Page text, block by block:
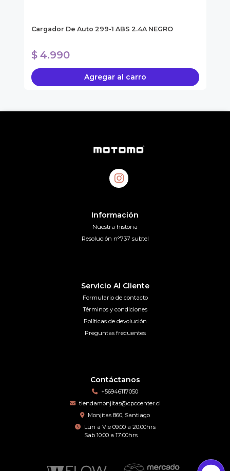
Cargador De Auto 299-1 ABS 2.4A NEGRO
$ 4.990
Agregar al carro
Información
Nuestra historia
Resolución n°737 subtel
Servicio Al Cliente
Formulario de contacto
Términos y condiciones
Políticas de devolución
Preguntas frecuentes
Contáctanos
+56946117050
tiendamonjitas@cpccenter.cl
Monjitas 860, Santiago
Lun a Vie 09:00 a 20:00hrs
Sab 10:00 a 17:00hrs